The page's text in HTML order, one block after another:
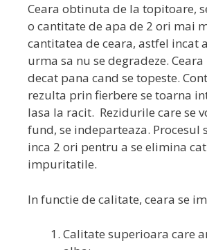
Ceara obtinuta de la topitoare,
o cantitate de apa de 2 ori mai
cantitatea de ceara, astfel incat
urma sa nu se degradeze.
decat pana cand se topeste.
rezulta prin fierbere se toarna
lasa la racit. Rezidurile care se
fund, se indeparteaza. Procesul
inca 2 ori pentru a se elimina
impuritatile.
In functie de calitate, ceara se
Calitate superioara care